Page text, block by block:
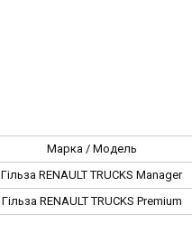
Марка / Модель
Гільза RENAULT TRUCKS Manager
Гільза RENAULT TRUCKS Premium